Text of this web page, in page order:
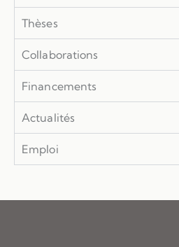
Thèses
Collaborations
Financements
Actualités
Emploi